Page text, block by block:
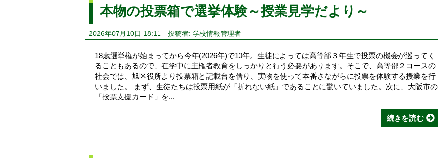
本物の投票箱で選挙体験～授業見学だより～
2026年07月10日 18:11 投稿者: 学校情報管理者
18歳選挙権が始まってから今年(2026年)で10年。生徒によっては高等部３年生で投票の機会が巡ってく
ることもあるので、在学中に主権者教育をしっかりと行う必要があります。そこで、高等部２コースの
社会では、旭区役所より投票箱と記載台を借り、実物を使って本番さながらに投票を体験する授業を行
いました。 まず、生徒たちは投票用紙が「折れない紙」であることに驚いていました。次に、大阪市の
「投票支援カード」を...
続きを読む